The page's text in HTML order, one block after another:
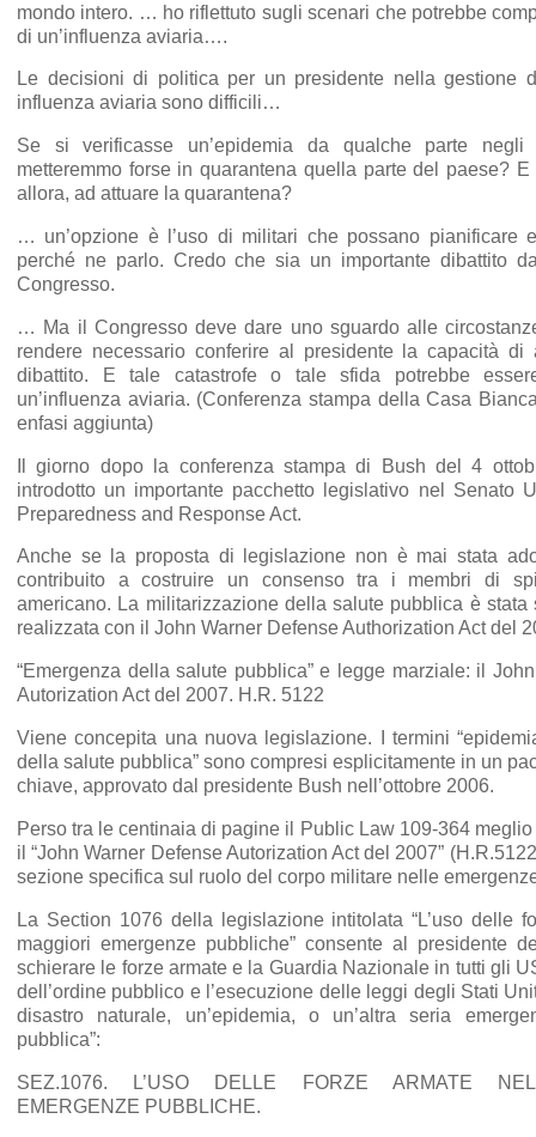
mondo intero. … ho riflettuto sugli scenari che potrebbe
di un’influenza aviaria….
Le decisioni di politica per un presidente nella gestione
influenza aviaria sono difficili…
Se si verificasse un’epidemia da qualche parte
metteremmo forse in quarantena quella parte del paese?
allora, ad attuare la quarantena?
… un’opzione è l’uso di militari che possano pianificare
perché ne parlo. Credo che sia un importante dibattito
Congresso.
… Ma il Congresso deve dare uno sguardo alle
rendere necessario conferire al presidente la capacità di
dibattito. E tale catastrofe o tale sfida potrebbe
un’influenza aviaria. (Conferenza stampa della Casa
enfasi aggiunta)
Il giorno dopo la conferenza stampa di Bush del 4
introdotto un importante pacchetto legislativo nel Senato
Preparedness and Response Act.
Anche se la proposta di legislazione non è mai stata
contribuito a costruire un consenso tra i membri di
americano. La militarizzazione della salute pubblica è stata
realizzata con il John Warner Defense Authorization Act del
“Emergenza della salute pubblica” e legge marziale: il
Autorization Act del 2007. H.R. 5122
Viene concepita una nuova legislazione. I termini
della salute pubblica” sono compresi esplicitamente in un
chiave, approvato dal presidente Bush nell’ottobre 2006.
Perso tra le centinaia di pagine il Public Law 109-364
il “John Warner Defense Autorization Act del 2007”
sezione specifica sul ruolo del corpo militare nelle
La Section 1076 della legislazione intitolata “L’uso delle
maggiori emergenze pubbliche” consente al presidente
schierare le forze armate e la Guardia Nazionale in tutti gli
dell’ordine pubblico e l’esecuzione delle leggi degli Stati
disastro naturale, un’epidemia, o un’altra seria
pubblica”:
SEZ.1076. L’USO DELLE FORZE ARMATE
EMERGENZE PUBBLICHE.